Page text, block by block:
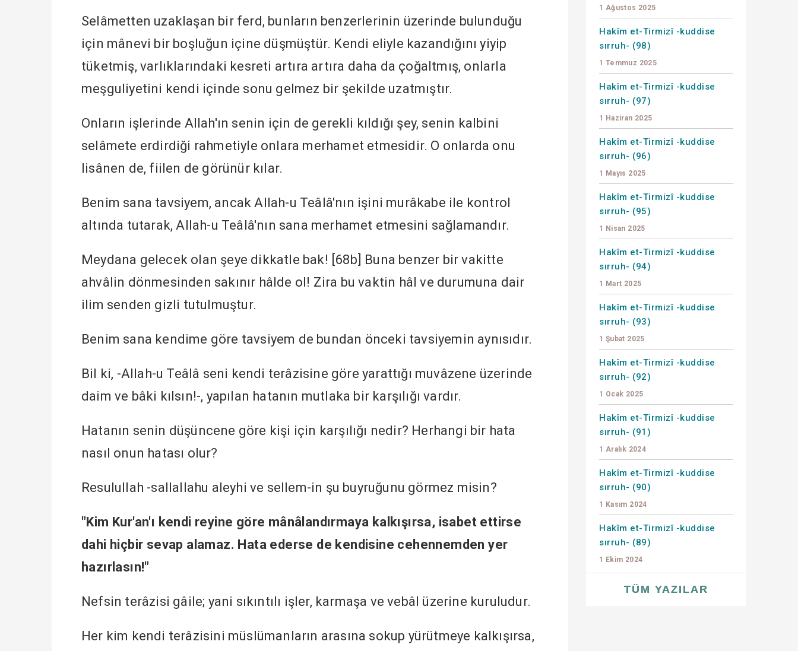
Selâmetten uzaklaşan bir ferd, bunların benzerlerinin üzerinde bulunduğu
için mânevi bir boşluğun içine düşmüştür. Kendi eliyle kazandığını yiyip
tüketmiş, varlıklarındaki kesreti artıra artıra daha da çoğaltmış, onlarla
meşguliyetini kendi içinde sonu gelmez bir şekilde uzatmıştır.
Onların işlerinde Allah'ın senin için de gerekli kıldığı şey, senin kalbini
selâmete erdirdiği rahmetiyle onlara merhamet etmesidir. O onlarda onu
lisânen de, fiilen de görünür kılar.
Benim sana tavsiyem, ancak Allah-u Teâlâ'nın işini murâkabe ile kontrol
altında tutarak, Allah-u Teâlâ'nın sana merhamet etmesini sağlamandır.
Meydana gelecek olan şeye dikkatle bak! [68b] Buna benzer bir vakitte
ahvâlin dönmesinden sakınır hâlde ol! Zira bu vaktin hâl ve durumuna dair
ilim senden gizli tutulmuştur.
Benim sana kendime göre tavsiyem de bundan önceki tavsiyemin aynısıdır.
Bil ki, -Allah-u Teâlâ seni kendi terâzisine göre yarattığı muvâzene üzerinde
daim ve bâki kılsın!-, yapılan hatanın mutlaka bir karşılığı vardır.
Hatanın senin düşüncene göre kişi için karşılığı nedir? Herhangi bir hata
nasıl onun hatası olur?
Resulullah -sallallahu aleyhi ve sellem-in şu buyruğunu görmez misin?
"Kim Kur'an'ı kendi reyine göre mânâlandırmaya kalkışırsa, isabet ettirse
dahi hiçbir sevap alamaz. Hata ederse de kendisine cehennemden yer
hazırlasın!"
Nefsin terâzisi gâile; yani sıkıntılı işler, karmaşa ve vebâl üzerine kuruludur.
Her kim kendi terâzisini müslümanların arasına sokup yürütmeye kalkışırsa,
1 Ağustos 2025
Hakîm et-Tirmizî -kuddise
sırruh- (98)
1 Temmuz 2025
Hakîm et-Tirmizî -kuddise
sırruh- (97)
1 Haziran 2025
Hakîm et-Tirmizî -kuddise
sırruh- (96)
1 Mayıs 2025
Hakîm et-Tirmizî -kuddise
sırruh- (95)
1 Nisan 2025
Hakîm et-Tirmizî -kuddise
sırruh- (94)
1 Mart 2025
Hakîm et-Tirmizî -kuddise
sırruh- (93)
1 Şubat 2025
Hakîm et-Tirmizî -kuddise
sırruh- (92)
1 Ocak 2025
Hakîm et-Tirmizî -kuddise
sırruh- (91)
1 Aralık 2024
Hakîm et-Tirmizî -kuddise
sırruh- (90)
1 Kasım 2024
Hakîm et-Tirmizî -kuddise
sırruh- (89)
1 Ekim 2024
TÜM YAZILAR